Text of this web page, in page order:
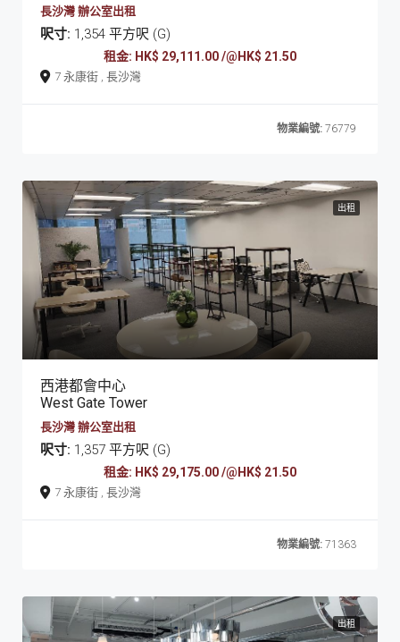
長沙灣 辦公室出租
呎寸: 1,354 平方呎 (G)
租金: HK$ 29,111.00 /@HK$ 21.50
7 永康街 , 長沙灣
物業編號: 76779
出租
西港都會中心
West Gate Tower
長沙灣 辦公室出租
呎寸: 1,357 平方呎 (G)
租金: HK$ 29,175.00 /@HK$ 21.50
7 永康街 , 長沙灣
物業編號: 71363
出租